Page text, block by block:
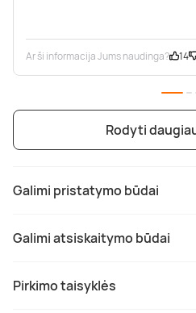
Galimi pristatymo būdai
Galimi atsiskaitymo būdai
Pirkimo taisyklės
Ar ši informacija Jums naudinga? 14
Rodyti